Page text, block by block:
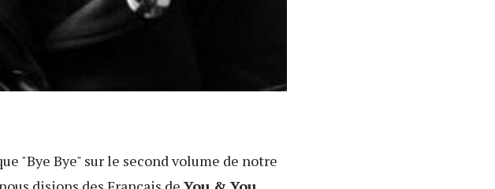
"Bye Bye" sur le second volume de notre